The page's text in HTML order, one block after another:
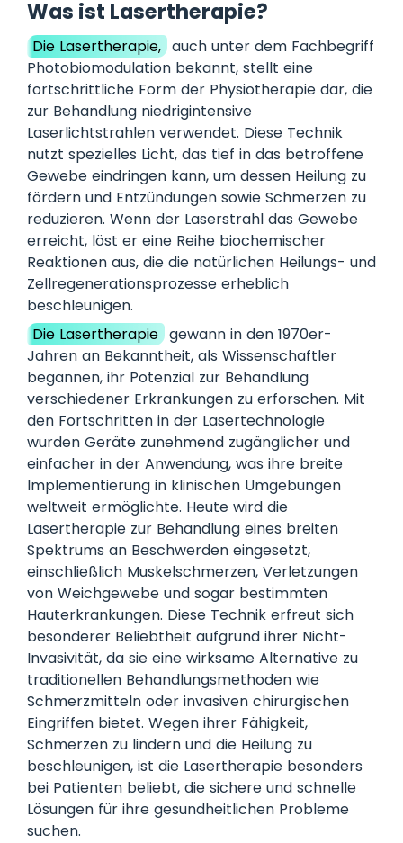
Was ist Lasertherapie?
Die Lasertherapie, auch unter dem Fachbegriff
Photobiomodulation bekannt, stellt eine
fortschrittliche Form der Physiotherapie dar, die
zur Behandlung niedrigintensive
Laserlichtstrahlen verwendet. Diese Technik
nutzt spezielles Licht, das tief in das betroffene
Gewebe eindringen kann, um dessen Heilung zu
fördern und Entzündungen sowie Schmerzen zu
reduzieren. Wenn der Laserstrahl das Gewebe
erreicht, löst er eine Reihe biochemischer
Reaktionen aus, die die natürlichen Heilungs- und
Zellregenerationsprozesse erheblich
beschleunigen.
Die Lasertherapie gewann in den 1970er-
Jahren an Bekanntheit, als Wissenschaftler
begannen, ihr Potenzial zur Behandlung
verschiedener Erkrankungen zu erforschen. Mit
den Fortschritten in der Lasertechnologie
wurden Geräte zunehmend zugänglicher und
einfacher in der Anwendung, was ihre breite
Implementierung in klinischen Umgebungen
weltweit ermöglichte. Heute wird die
Lasertherapie zur Behandlung eines breiten
Spektrums an Beschwerden eingesetzt,
einschließlich Muskelschmerzen, Verletzungen
von Weichgewebe und sogar bestimmten
Hauterkrankungen. Diese Technik erfreut sich
besonderer Beliebtheit aufgrund ihrer Nicht-
Invasivität, da sie eine wirksame Alternative zu
traditionellen Behandlungsmethoden wie
Schmerzmitteln oder invasiven chirurgischen
Eingriffen bietet. Wegen ihrer Fähigkeit,
Schmerzen zu lindern und die Heilung zu
beschleunigen, ist die Lasertherapie besonders
bei Patienten beliebt, die sichere und schnelle
Lösungen für ihre gesundheitlichen Probleme
suchen.